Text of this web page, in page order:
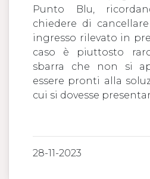
Punto Blu,
chiedere di
ingresso rilevato in
caso è piuttosto
sbarra che non si
essere pronti alla
cui si dovesse
28-11-2023